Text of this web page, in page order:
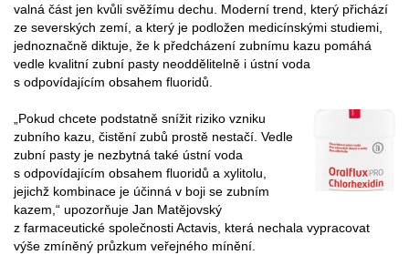
valná část jen kvůli svěžímu dechu. Moderní trend, který přichází
ze severských zemí, a který je podložen medicínskými studiemi,
jednoznačně diktuje, že k předcházení zubnímu kazu pomáhá
vedle kvalitní zubní pasty neoddělitelně i ústní voda
s odpovídajícím obsahem fluoridů.
„Pokud chcete podstatně snížit riziko vzniku
zubního kazu, čistění zubů prostě nestačí. Vedle
zubní pasty je nezbytná také ústní voda
s odpovídajícím obsahem fluoridů a xylitolu,
jejichž kombinace je účinná v boji se zubním
kazem,“ upozorňuje Jan Matějovský
z farmaceutické společnosti Actavis, která nechala vypracovat
výše zmíněný průzkum veřejného mínění.